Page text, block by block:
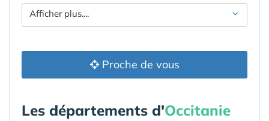
Afficher plus....
Proche de vous
Les départements d'Occitanie